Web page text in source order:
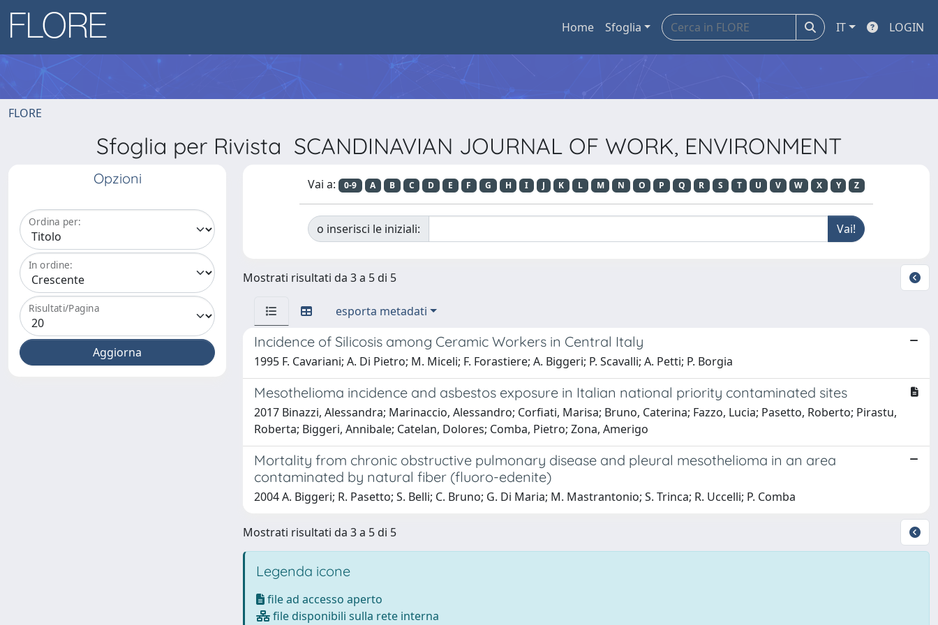
Home Sfoglia IT LOGIN
FLORE
Sfoglia per Rivista SCANDINAVIAN JOURNAL OF WORK, ENVIRONMENT
Opzioni
Ordina per:
In ordine:
Risultati/Pagina
Vai a: 0-9 A B C D E F G H I J K L M N O P Q R S T U V W X Y Z
o inserisci le iniziali:
Mostrati risultati da 3 a 5 di 5
esporta metadati
Incidence of Silicosis among Ceramic Workers in Central Italy
1995 F. Cavariani; A. Di Pietro; M. Miceli; F. Forastiere; A. Biggeri; P. Scavalli; A. Petti; P. Borgia
Mesothelioma incidence and asbestos exposure in Italian national priority contaminated sites
2017 Binazzi, Alessandra; Marinaccio, Alessandro; Corfiati, Marisa; Bruno, Caterina; Fazzo, Lucia; Pasetto, Roberto; Pirastu,
Roberta; Biggeri, Annibale; Catelan, Dolores; Comba, Pietro; Zona, Amerigo
Mortality from chronic obstructive pulmonary disease and pleural mesothelioma in an area
contaminated by natural fiber (fluoro-edenite)
2004 A. Biggeri; R. Pasetto; S. Belli; C. Bruno; G. Di Maria; M. Mastrantonio; S. Trinca; R. Uccelli; P. Comba
Mostrati risultati da 3 a 5 di 5
Legenda icone
file ad accesso aperto
file disponibili sulla rete interna